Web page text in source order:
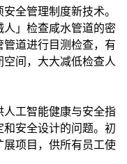
全管理制度新技术。
」检查咸水管道的密
道进行目测检查，有
间，大大减低检查人
工智能健康与安全指
安全设计的问题。初
项目，供所有员工使